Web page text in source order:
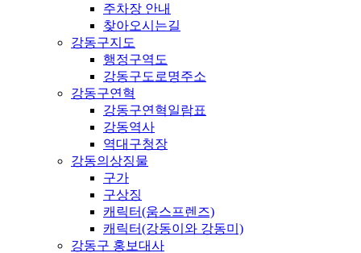
주차장 안내
찾아오시는길
강동구지도
행정구역도
강동구도로명주소
강동구연혁
강동구연혁일람표
강동역사
역대구청장
강동의상징물
구가
구상징
캐릭터(움스프렌즈)
캐릭터(강동이와 강동미)
강동구 홍보대사